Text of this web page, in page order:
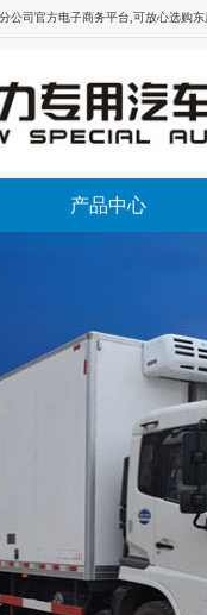
公司官方电子商务平台,可放心选购东
产品中心